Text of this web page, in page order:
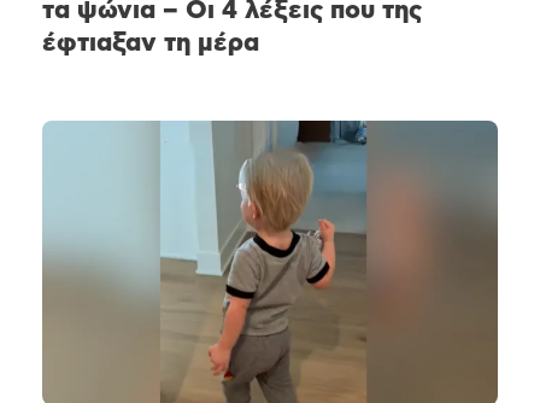
τα ψώνια – Οι 4 λέξεις που της
έφτιαξαν τη μέρα